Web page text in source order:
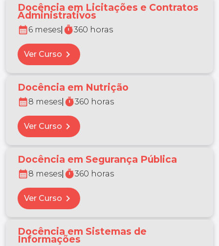
Docência em Licitações e Contratos
Administrativos
calendar_month6 meses timer360 horas
Ver Curso chevron_right
Docência em Nutrição
calendar_month8 meses timer360 horas
Ver Curso chevron_right
Docência em Segurança Pública
calendar_month8 meses timer360 horas
Ver Curso chevron_right
Docência em Sistemas de
Informações